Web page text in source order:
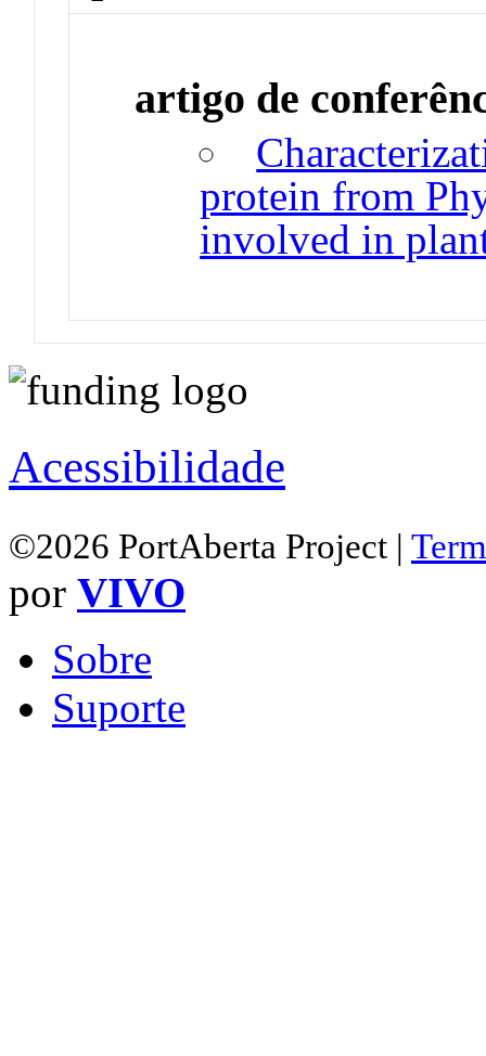
artigo de
protein from
involved in
Acessibilidade
©2026 PortAberta Project |
por VIVO
Sobre
Suporte